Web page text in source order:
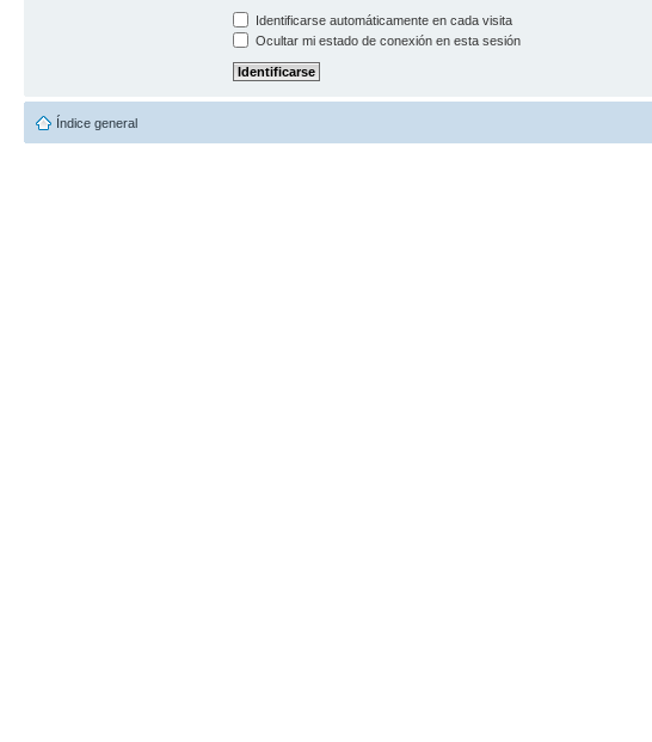
Identificarse automáticamente en cada visita
Ocultar mi estado de conexión en esta sesión
Índice general